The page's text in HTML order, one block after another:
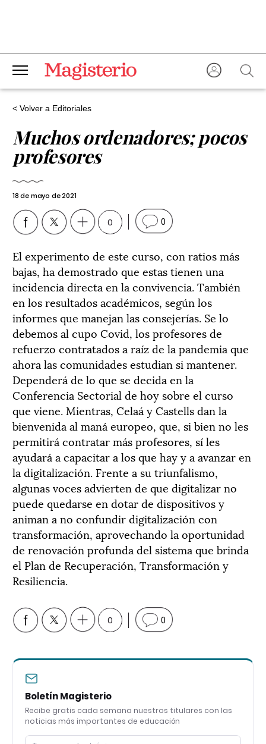
< Volver a Editoriales
Muchos ordenadores; pocos
profesores
18 de mayo de 2021
0 0
El experimento de este curso, con ratios más
bajas, ha demostrado que estas tienen una
incidencia directa en la convivencia. También
en los resultados académicos, según los
informes que manejan las consejerías. Se lo
debemos al cupo Covid, los profesores de
refuerzo contratados a raíz de la pandemia que
ahora las comunidades estudian si mantener.
Dependerá de lo que se decida en la
Conferencia Sectorial de hoy sobre el curso
que viene. Mientras, Celaá y Castells dan la
bienvenida al maná europeo, que, si bien no les
permitirá contratar más profesores, sí les
ayudará a capacitar a los que hay y a avanzar en
la digitalización. Frente a su triunfalismo,
algunas voces advierten de que digitalizar no
puede quedarse en dotar de dispositivos y
animan a no confundir digitalización con
transformación, aprovechando la oportunidad
de renovación profunda del sistema que brinda
el Plan de Recuperación, Transformación y
Resiliencia.
0 0
Boletín Magisterio
Recibe gratis cada semana nuestros titulares con las
noticias más importantes de educación